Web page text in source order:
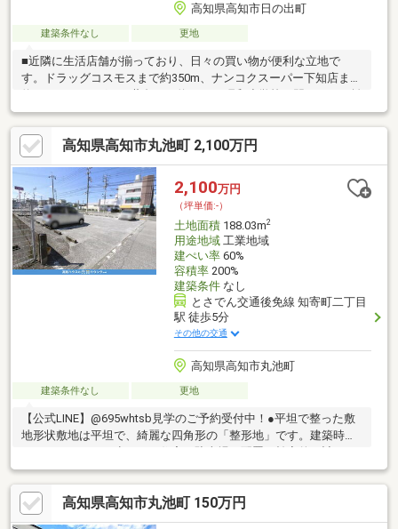
高知県高知市日の出町
建築条件なし 更地
■近隣に生活店舗が揃っており、日々の買い物が便利な立地で
す。ドラッグコスモスまで約350m、ナンコクスーパー下知店まで
が約300mと短いのも嬉しいポイントです！
高知県高知市丸池町 2,100万円
2,100万円
（坪単価:-）
土地面積188.03m2
用途地域工業地域
建ぺい率60%
容積率200%
建築条件なし
とさでん交通後免線 知寄町二丁目
駅 徒歩5分
その他の交通
高知県高知市丸池町
建築条件なし 更地
【公式LINE】@695whtsb見学のご予約受付中！●平坦で整った敷
地形状敷地は平坦で、綺麗な四角形の「整形地」です。建築時の
ることが可能です。●視認性の高い前面道路西側の前面道路は歩
道もしっかり整備された広い公道です。車の出し入れがスムーズ
に行えるだけでなく、店舗や事務所を併設する場合の視認性も抜
群に良いです。●生活利便施設が充実コンビニやドラッグストア
高知県高知市丸池町 150万円